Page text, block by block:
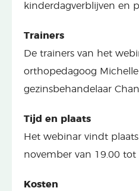
kinderdagverblijven en
Trainers
De trainers van het
orthopedagoog
gezinsbehandelaar
Tijd en plaats
Het webinar vindt
november van 19.00 tot
Kosten